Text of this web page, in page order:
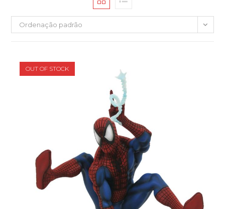
Ordenação padrão
OUT OF STOCK